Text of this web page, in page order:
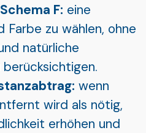
F: eine
Farbe zu wählen, ohne
natürliche
wenn
wird als nötig,
erhöhen und